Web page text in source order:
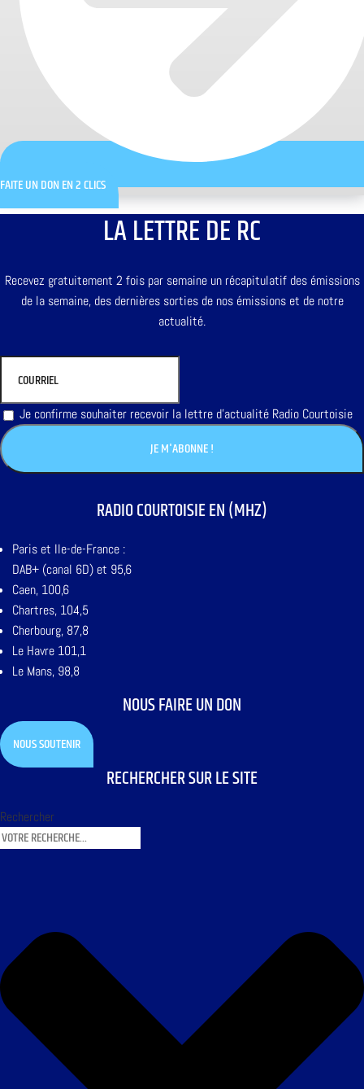
FAITE UN DON EN 2 CLICS
LA LETTRE DE RC
Recevez gratuitement 2 fois par semaine un récapitulatif des émissions
de la semaine, des dernières sorties de nos émissions et de notre
actualité.
Je confirme souhaiter recevoir la lettre d'actualité Radio Courtoisie
RADIO COURTOISIE EN (MHZ)
Paris et Ile-de-France :
DAB+ (canal 6D) et 95,6
Caen, 100,6
Chartres, 104,5
Cherbourg, 87,8
Le Havre 101,1
Le Mans, 98,8
NOUS FAIRE UN DON
NOUS SOUTENIR
RECHERCHER SUR LE SITE
Rechercher